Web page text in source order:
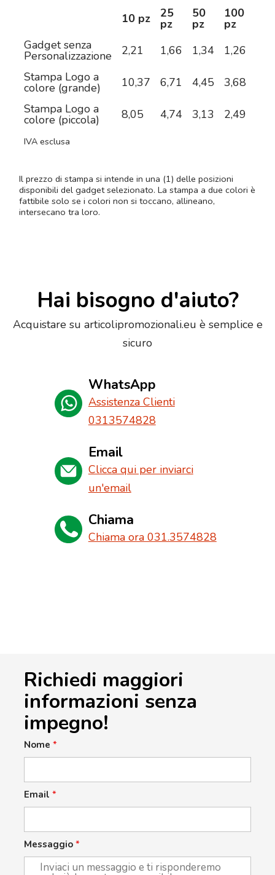
10 pz 25
pz
50
pz
100
pz
Gadget senza
Personalizzazione 2,21 1,66 1,34 1,26
Stampa Logo a
colore (grande) 10,37 6,71 4,45 3,68
Stampa Logo a
colore (piccola) 8,05 4,74 3,13 2,49
IVA esclusa
Il prezzo di stampa si intende in una (1) delle posizioni
disponibili del gadget selezionato. La stampa a due colori è
fattibile solo se i colori non si toccano, allineano,
intersecano tra loro.
Hai bisogno d'aiuto?
Acquistare su articolipromozionali.eu è semplice e
sicuro
WhatsApp
Assistenza Clienti
0313574828
Email
Clicca qui per inviarci
un'email
Chiama
Chiama ora 031.3574828
Richiedi maggiori
informazioni senza
impegno!
Nome *
Email *
Messaggio *